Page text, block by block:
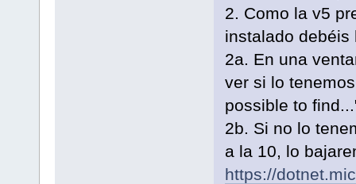
2. Como la v5
instalado debéis
2a. En una
ver si lo
possible to
2b. Si no lo
a la 10, lo
https://